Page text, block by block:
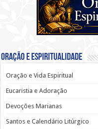
Oração e Espiritualidade
Oração e Vida Espiritual
Eucaristia e Adoração
Devoções Marianas
Santos e Calendário Litúrgico